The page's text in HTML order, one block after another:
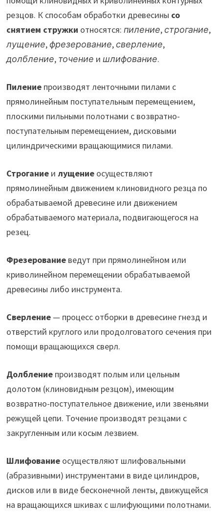
резцов. К способам обработки древесины со
снятием стружки относятся: пиление, строгание,
лущение, фрезерование, сверление,
долбление, точение и шлифование.
Пиление производят ленточными пилами с
прямолинейным поступательным перемещением,
плоскими пильными полотнами с возвратно-
поступательным перемещением, дисковыми
цилиндрическими вращающимися пилами.
Строганиеи лущениеосуществляют
прямолинейным движением клиновидного резца по
обрабатываемой древесине или движением
обрабатываемого материала, подвигающегося на
резец.
Фрезерование ведут при прямолинейном или
криволинейном перемещении обрабатываемой
древесины либо инструмента.
Сверление — процесс отборки в древесине гнезд и
отверстий круглого или продолговатого сечения при
помощи вращающихся сверл.
Долбление производят полым или цельным
долотом (клиновидным резцом), имеющим
возвратно-поступательное движение, или звеньями
режущей цепи. Точение производят резцами с
закругленным или косым лезвием.
Шлифование осуществляют шлифовальными
(абразивными) инструментами в виде цилиндров,
дисков или в виде бесконечной ленты, движущейся
на вращающихся шкивах с шлифующими полотнами.